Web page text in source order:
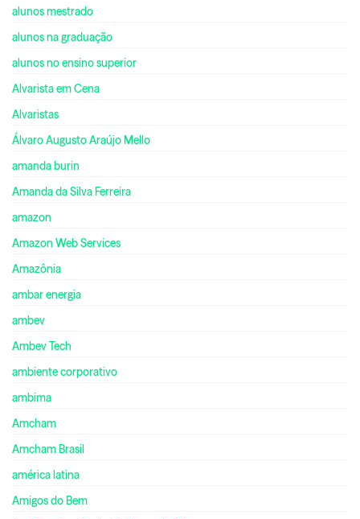
alunos mestrado
alunos na graduação
alunos no ensino superior
Alvarista em Cena
Alvaristas
Álvaro Augusto Araújo Mello
amanda burin
Amanda da Silva Ferreira
amazon
Amazon Web Services
Amazônia
ambar energia
ambev
Ambev Tech
ambiente corporativo
ambima
Amcham
Amcham Brasil
américa latina
Amigos do Bem